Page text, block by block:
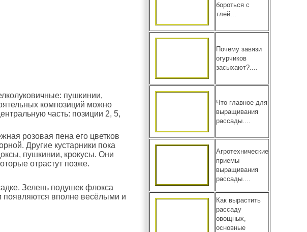
пушкинии,
композиций можно
часть: позиции 2, 5,
розовая пена его цветков
Другие кустарники пока
пушкинии, крокусы. Они
отрастут позже.
Зелень подушек флокса
появляются вполне весёлыми и
бороться с
тлей...
Почему завязи
огурчиков
засыхают?....
Что главное для
выращивания
рассады....
Агротехнические
приемы
выращивания
рассады....
Как вырастить
рассаду
овощных,
основные